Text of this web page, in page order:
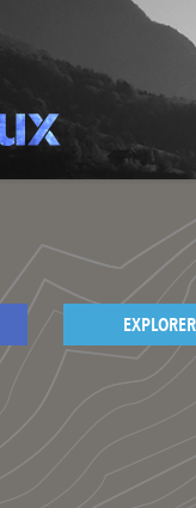
EXPLORER